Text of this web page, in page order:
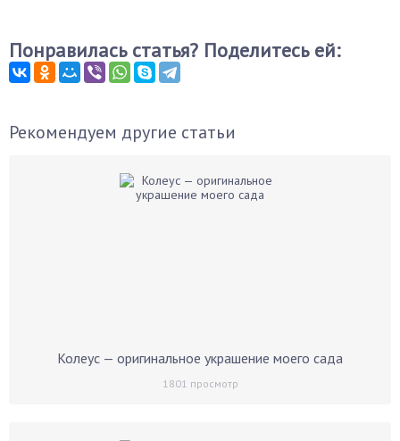
Понравилась статья? Поделитесь ей:
Рекомендуем другие статьи
Колеус — оригинальное украшение моего сада
1801 просмотр